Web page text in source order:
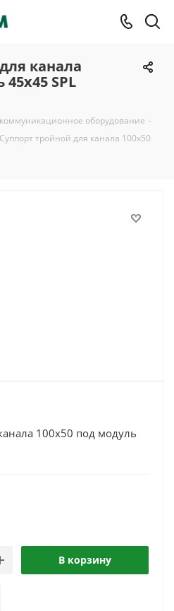
канала
SPL
оборудование -
Суппорт тройной для канала 100x50
100x50 под модуль
В корзину